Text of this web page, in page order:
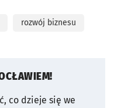
rozwój biznesu
co dzieje się we